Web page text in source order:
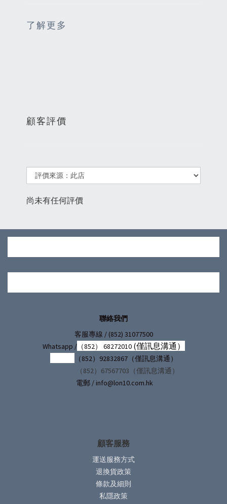
了解更多
顧客評價
尚未有任何評價
聯絡我們
客服專線 / (852) 31077500
Whatsapp /（852） 68272010 (僅訊息溝通）
（852）92832867（僅訊息溝通）
（852）67567703（僅訊息溝通）
電郵 / info@lon10.com.hk
顧客服務
運送服務方式
退換貨政策
條款及細則
私隱政策